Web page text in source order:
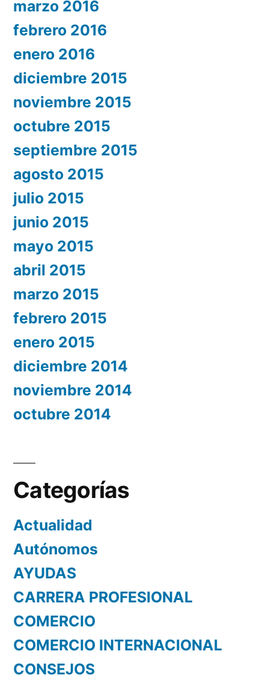
marzo 2016
febrero 2016
enero 2016
diciembre 2015
noviembre 2015
octubre 2015
septiembre 2015
agosto 2015
julio 2015
junio 2015
mayo 2015
abril 2015
marzo 2015
febrero 2015
enero 2015
diciembre 2014
noviembre 2014
octubre 2014
Categorías
Actualidad
Autónomos
AYUDAS
CARRERA PROFESIONAL
COMERCIO
COMERCIO INTERNACIONAL
CONSEJOS